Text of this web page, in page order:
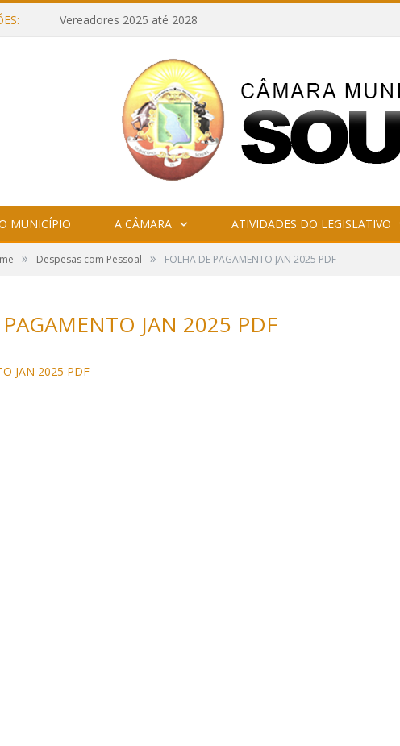
Vereadores 2025 até 2028
MUNICÍPIO A CÂMARA ATIVIDADES DO LEGISLATIVO
» Despesas com Pessoal » FOLHA DE PAGAMENTO JAN 2025 PDF
JAN 2025 PDF
JAN 2025 PDF